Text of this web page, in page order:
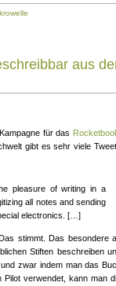
aus
für das
gibt es sehr viele
pleasure of writing in a
all notes and sending
electronics. […]
stimmt. Das besondere
Stiften beschreiben
zwar indem man das
Pilot verwendet, kann man